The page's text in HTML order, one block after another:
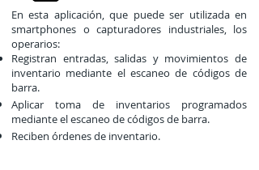
En esta aplicación, que puede ser utilizada en
smartphones o capturadores industriales, los
operarios: ​
Registran entradas, salidas y movimientos de
inventario mediante el escaneo de códigos de
barra.
Aplicar toma de inventarios programados
mediante el escaneo de códigos de barra.
Reciben órdenes de inventario.